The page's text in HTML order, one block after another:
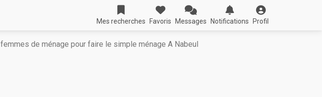
Mes recherches Favoris Messages Notifications Profil
femmes de ménage pour faire le simple ménage A Nabeul